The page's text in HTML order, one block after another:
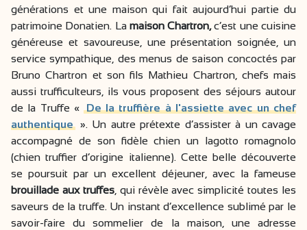
générations et une maison qui fait aujourd’hui partie du
patrimoine Donatien. Lamaison Chartron,c’est une cuisine
généreuse et savoureuse, une présentation soignée, un
service sympathique, des menus de saison concoctés par
Bruno Chartron et son fils Mathieu Chartron, chefs mais
aussi trufficulteurs, ils vous proposent des séjours autour
de la Truffe «De la truffière à l'assiette avec un chef
authentique ». Un autre prétexte d’assister à un cavage
accompagné de son fidèle chien un lagotto romagnolo
(chien truffier d’origine italienne). Cette belle découverte
se poursuit par un excellent déjeuner, avec la fameuse
brouillade aux truffes, qui révèle avec simplicité toutes les
saveurs de la truffe. Un instant d’excellence sublimé par le
savoir-faire du sommelier de la maison, une adresse